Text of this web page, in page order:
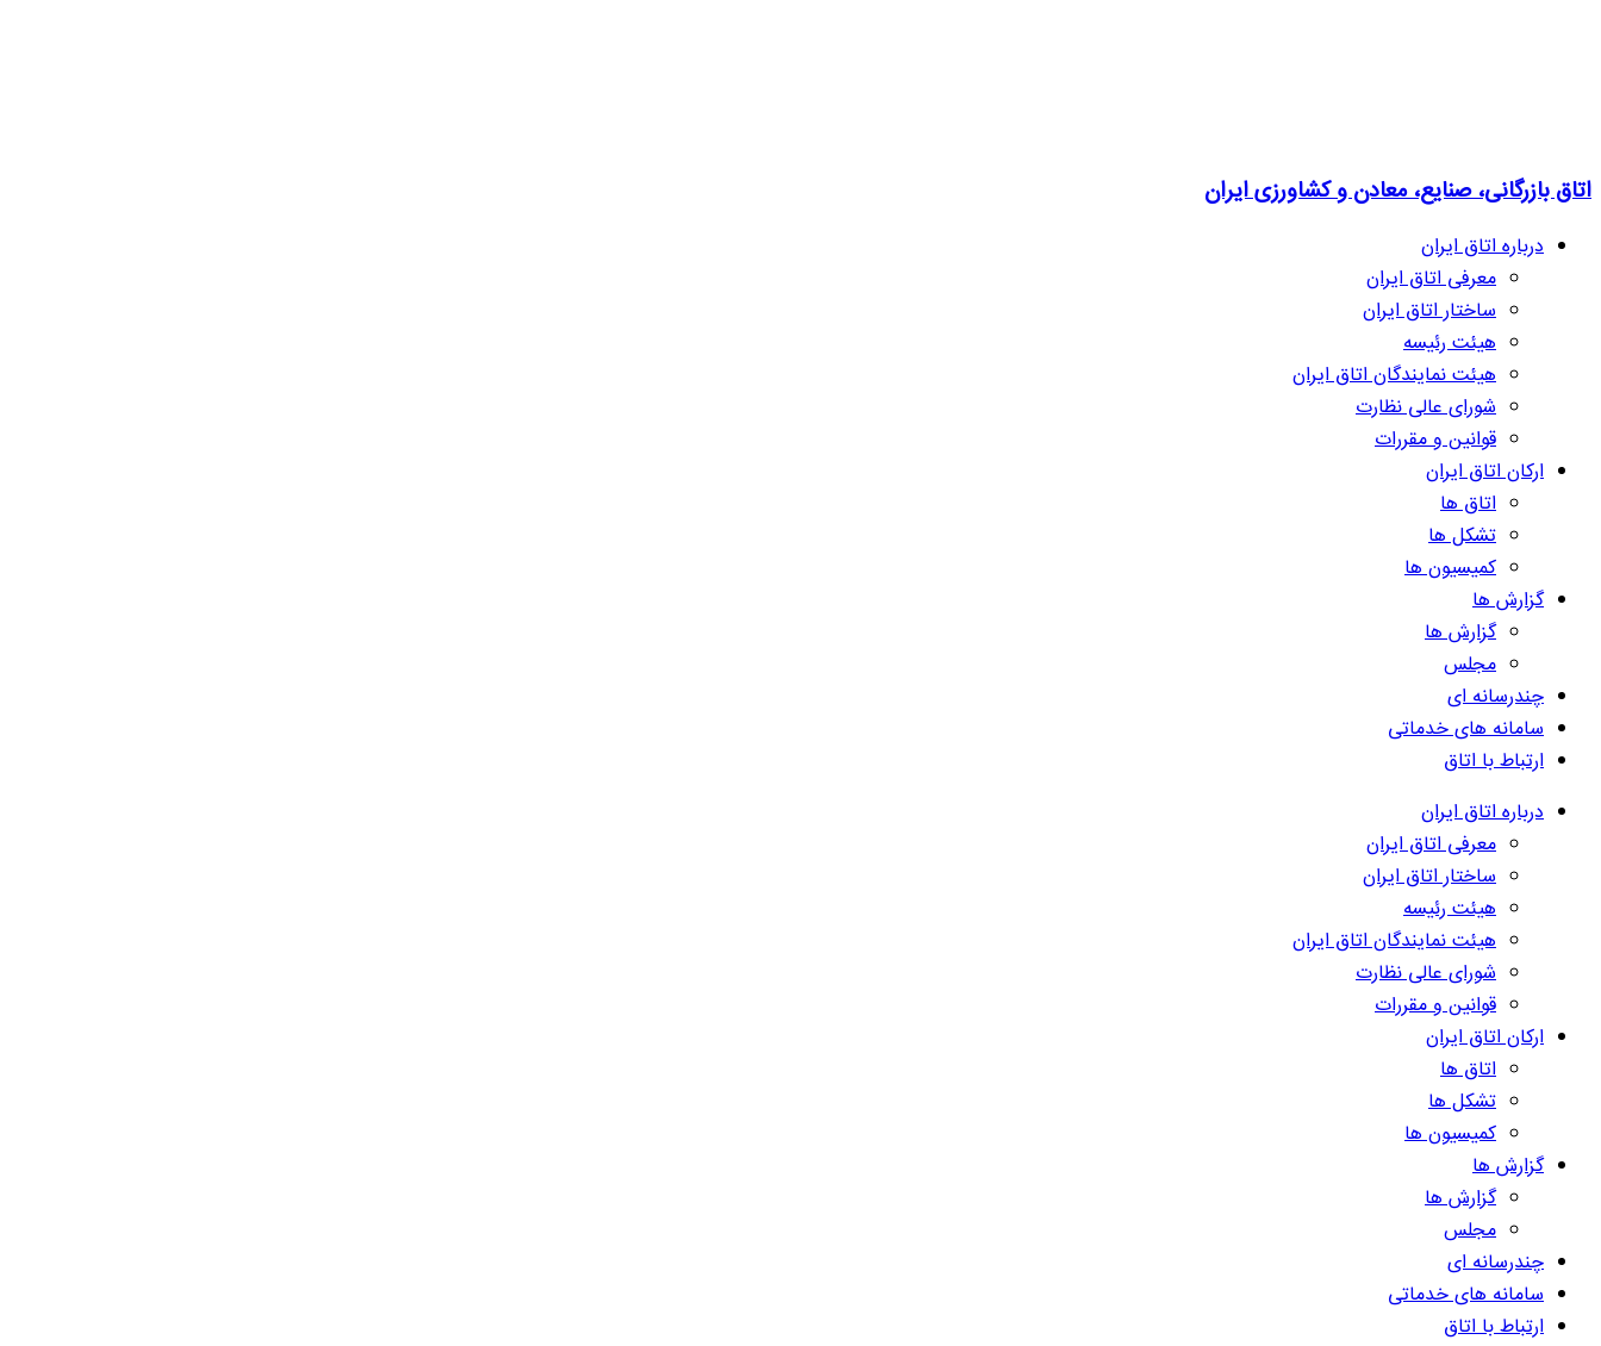
اتاق بازرگانی، صنایع، معادن و کشاورزی ایران
درباره اتاق ایران
معرفی اتاق ایران
ساختار اتاق ایران
هیئت رئیسه
هیئت نمایندگان اتاق ایران
شورای عالی نظارت
قوانین و مقررات
ارکان اتاق ایران
اتاق ها
تشکل ها
کمیسیون ها
گزارش ها
گزارش ها
مجلس
چندرسانه ای
سامانه های خدماتی
ارتباط با اتاق
درباره اتاق ایران
معرفی اتاق ایران
ساختار اتاق ایران
هیئت رئیسه
هیئت نمایندگان اتاق ایران
شورای عالی نظارت
قوانین و مقررات
ارکان اتاق ایران
اتاق ها
تشکل ها
کمیسیون ها
گزارش ها
گزارش ها
مجلس
چندرسانه ای
سامانه های خدماتی
ارتباط با اتاق